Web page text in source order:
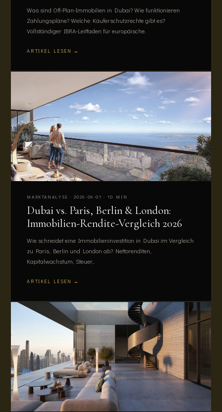
Was sind Off-Plan-Immobilien in Dubai? Wie funktionieren
Zahlungspläne? Welche Käuferschutzrechte gibt es?
Vollständiger IBRA-Leitfaden für europäische.
ARTIKEL LESEN →
MARKTANALYSE · 2026-06-01 · 10 MIN
Dubai vs. Paris, Berlin & London:
Immobilien-Rendite-Vergleich 2026
Wie schneidet eine Immobilieninvestition in Dubai im Vergleich
zu Paris, Berlin und London ab? Nettorenditen,
Kapitalwachstum, Steuer,.
ARTIKEL LESEN →